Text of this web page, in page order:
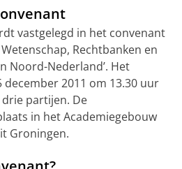
vastgelegd in het convenant
Rechtbanken en
Noord-Nederland’. Het
2011 om 13.30 uur
partijen. De
in het Academiegebouw
Groningen.